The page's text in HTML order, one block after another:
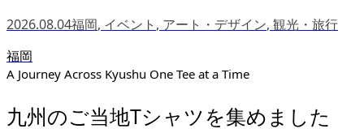
2026.08.04福岡, イベント , アート・デザイン, 観光・旅行
福岡
A Journey Across Kyushu One Tee at a Time
九州のご当地Tシャツを集めました